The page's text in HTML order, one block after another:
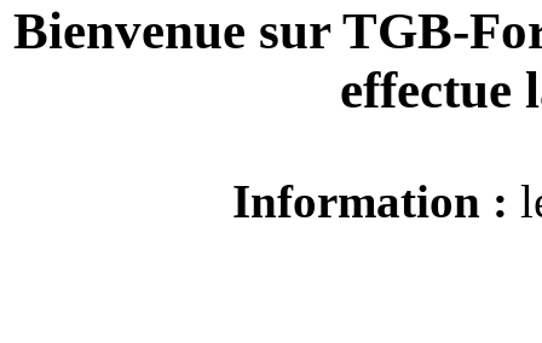
Bienvenue sur TGB-
Information :